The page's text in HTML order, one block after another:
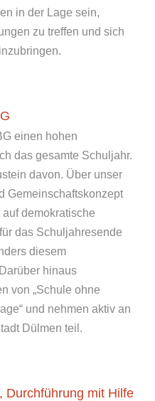
in der Lage sein,
zu treffen und sich
einen hohen
das gesamte Schuljahr.
davon. Über unser
Gemeinschaftskonzept
demokratische
das Schuljahresende
diesem
hinaus
von „Schule ohne
und nehmen aktiv an
Dülmen teil.
Durchführung mit Hilfe